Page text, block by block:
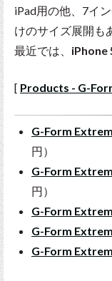
iPad用の他、7イ
けのサイズ展開も
最近では、 iPhone
[ Products - G-
G-Form
円）
G-Form
円）
G-Form
G-Form
G-Form